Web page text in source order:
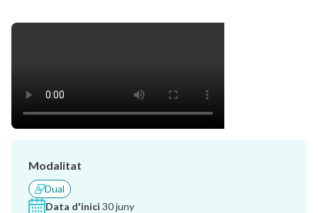
Modalitat
Dual
Data d'inici 30 juny